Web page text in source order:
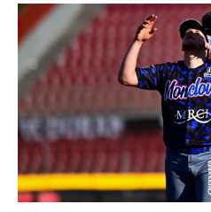
pisar el pentágono